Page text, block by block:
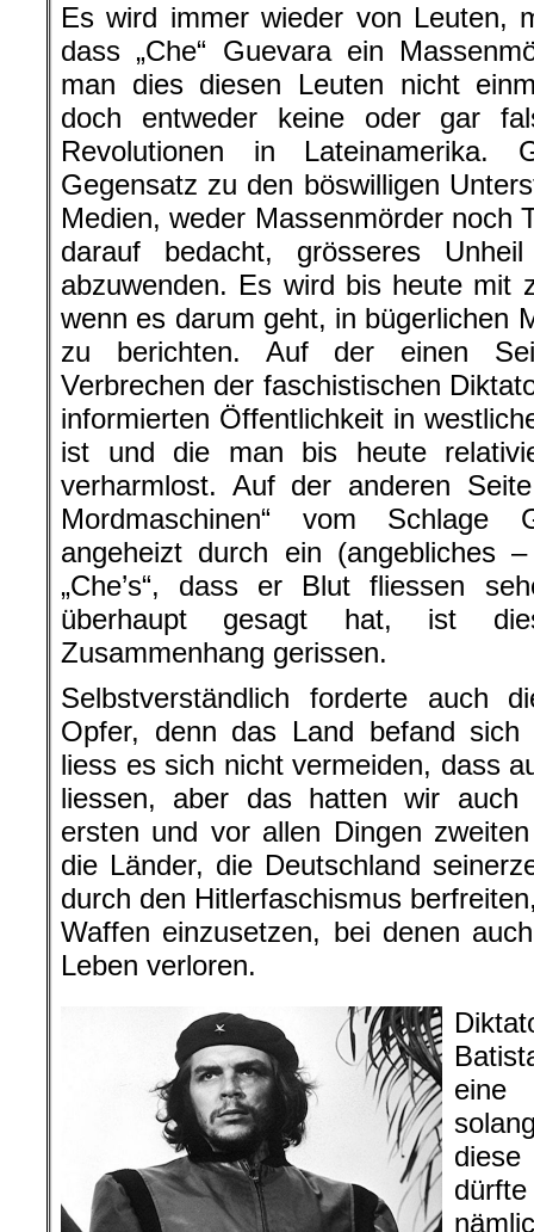
Es wird immer wieder von Leuten,
dass „Che“ Guevara ein
man dies diesen Leuten nicht
doch entweder keine oder gar
Revolutionen in
Gegensatz zu den böswilligen
Medien, weder Massenmörder noch
darauf bedacht, grösseres
abzuwenden. Es wird bis heute mit
wenn es darum geht, in bügerlichen
zu berichten. Auf der einen
Verbrechen der faschistischen
informierten Öffentlichkeit in
ist und die man bis heute
verharmlost. Auf der anderen
Mordmaschinen“ vom Schlage
angeheizt durch ein (angebliches
„Che’s“, dass er Blut fliessen
überhaupt gesagt hat, ist
Zusammenhang gerissen.
Selbstverständlich forderte auch
Opfer, denn das Land befand sich
liess es sich nicht vermeiden, dass
liessen, aber das hatten wir auch
ersten und vor allen Dingen
die Länder, die Deutschland
durch den Hitlerfaschismus
Waffen einzusetzen, bei denen
Leben verloren.
eine